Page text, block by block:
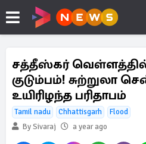
சத்தீஸ்கர் வெள்ளத்தில்
குடும்பம்! சுற்றுலா
உயிரிழந்த பரிதாபம்
Tamil nadu Chhattisgarh
Flood
By Sivaraj
a year ago